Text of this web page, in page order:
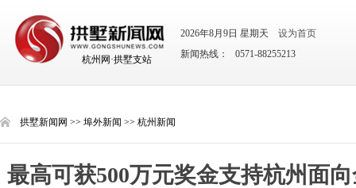
杭州网·拱墅支站
2026年8月9日 星期天
设为首页
新闻热线： 0571-88255213
拱墅新闻网 >> 埠外新闻 >> 杭州新闻
最高可获500万元奖金支持杭州面